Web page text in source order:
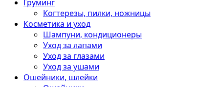
Груминг
Когтерезы, пилки, ножницы
Косметика и уход
Шампуни, кондиционеры
Уход за лапами
Уход за глазами
Уход за ушами
Ошейники, шлейки